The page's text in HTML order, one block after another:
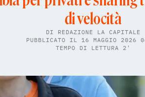
di velocità
DI REDAZIONE LA CAPITALE
PUBBLICATO IL 16 MAGGIO 2026
TEMPO DI LETTURA 2'